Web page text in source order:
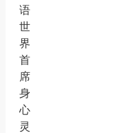
语
世
界
首
席
身
心
灵